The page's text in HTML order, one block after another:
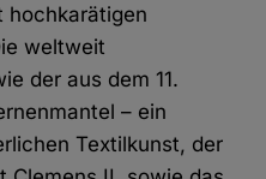
hochkarätigen
weltweit
der aus dem 11.
– ein
Textilkunst, der